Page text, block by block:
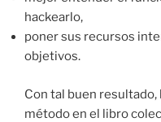
hackearlo,
poner sus recursos
objetivos.
Con tal buen
método en el libro